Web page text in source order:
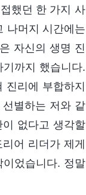
했던 한 가지 사
나머지 시간에는
자신의 생명 진
까지 했습니다.
리에 부합하지
별하는 저와 같
없다고 생각할
어 리더가 제게
었습니다. 정말